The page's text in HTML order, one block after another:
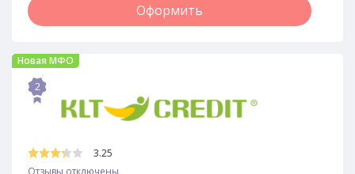
Оформить
Новая МФО
2
3.25
Отзывы отключены